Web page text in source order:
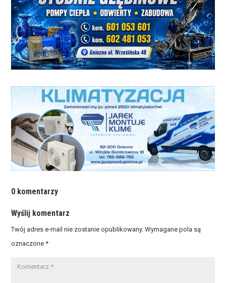
0 komentarzy
Wyślij komentarz
Twój adres e-mail nie zostanie opublikowany. Wymagane pola są
oznaczone*